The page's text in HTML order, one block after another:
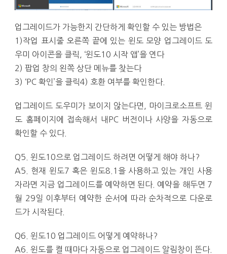
업그레이드가 가능한지 간단하게 확인할 수 있는 방법은
1)작업 표시줄 오른쪽 끝에 있는 윈도 모양 업그레이드 도
우미 아이콘을 클릭, ‘윈도10 시작 앱’을 연다
2) 팝업 창의 왼쪽 상단 메뉴를 찾는다
3) ‘PC 확인’을 클릭4) 호환 여부를 확인한다.
업그레이드 도우미가 보이지 않는다면, 마이크로소프트 윈
도 홈페이지에 접속해서 내PC 버전이나 사양을 자동으로
확인할 수 있다.
Q5. 윈도10으로 업그레이드 하려면 어떻게 해야 하나?
A5. 현재 윈도7 혹은 윈도8.1을 사용하고 있는 개인 사용
자라면 지금 업그레이드를 예약하면 된다. 예약을 해두면 7
월 29일 이후부터 예약한 순서에 따라 순차적으로 다운로
드가 시작된다.
Q6. 윈도10 업그레이드 어떻게 예약하나?
A6. 윈도를 켤 때마다 자동으로 업그레이드 알림창이 뜬다.